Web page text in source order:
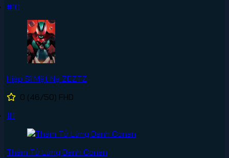
#10
Hiệp Sĩ Mặt Nạ ZEZTZ
0 (46/50) FHD
#1
Thám Tử Lừng Danh Conan